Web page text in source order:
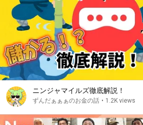
ニンジャマイルズ徹底解説！
ずんだぁぁぁのお金の話 • 1.2K views